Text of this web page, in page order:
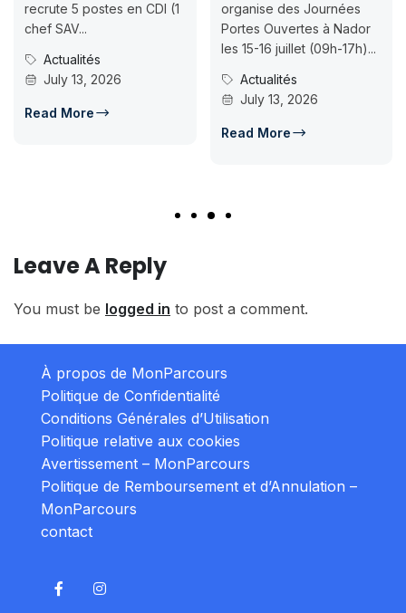
recrute 5 postes en CDI (1
chef SAV...
Actualités
July 13, 2026
Read More
organise des Journées
Portes Ouvertes à Nador
les 15-16 juillet (09h-17h)...
Actualités
July 13, 2026
Read More
Leave A Reply
You must be logged in to post a comment.
À propos de MonParcours
Politique de Confidentialité
Conditions Générales d’Utilisation
Politique relative aux cookies
Avertissement – MonParcours
Politique de Remboursement et d’Annulation –
MonParcours
contact